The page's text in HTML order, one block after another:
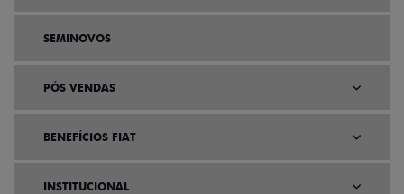
SEMINOVOS
PÓS VENDAS
BENEFÍCIOS FIAT
INSTITUCIONAL